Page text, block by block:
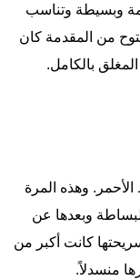
وبسيطة وتناسب
من المقدمة كان
المغلق بالكامل.
وهذه المرة
وبعدها عن
كانت أكبر من
منسدلاً.